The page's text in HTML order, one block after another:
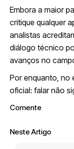
Embora a maior
critique qualquer
analistas
diálogo técnico
avanços no
Por enquanto, no
oficial: falar não
Comente
Neste Artigo